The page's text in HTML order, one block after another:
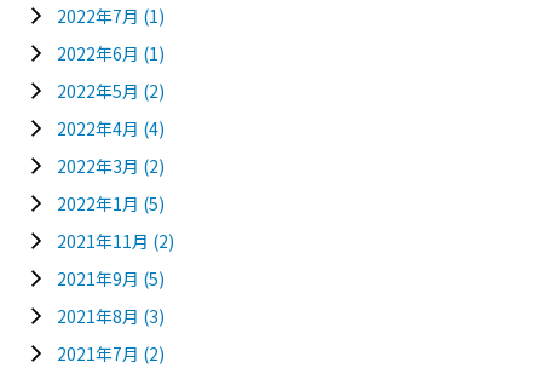
2022年7月 (1)
2022年6月 (1)
2022年5月 (2)
2022年4月 (4)
2022年3月 (2)
2022年1月 (5)
2021年11月 (2)
2021年9月 (5)
2021年8月 (3)
2021年7月 (2)